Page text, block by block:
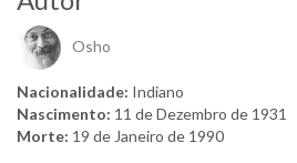
Osho
Nacionalidade: Indiano
Nascimento: 11 de Dezembro de 1931
Morte: 19 de Janeiro de 1990